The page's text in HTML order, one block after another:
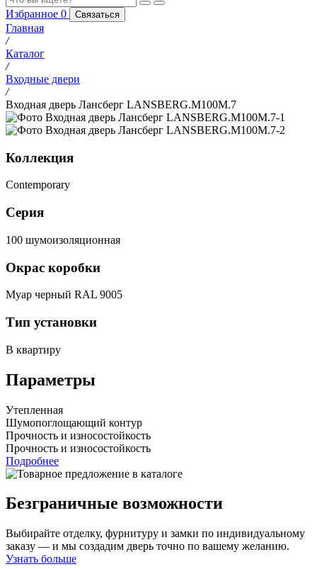
Избранное 0 Связаться
Главная
/
Каталог
/
Входные двери
/
Входная дверь Лансберг LANSBERG.M100M.7
Коллекция
Contemporary
Серия
100 шумоизоляционная
Окрас коробки
Муар черный RAL 9005
Тип установки
В квартиру
Параметры
Утепленная
Шумопоглощающий контур
Прочность и износостойкость
Прочность и износостойкость
Подробнее
Безграничные возможности
Выбирайте отделку, фурнитуру и замки по индивидуальному
заказу — и мы создадим дверь точно по вашему желанию.
Узнать больше